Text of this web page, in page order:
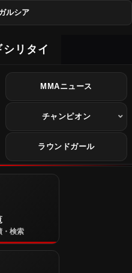
ルシア
リタイ
MMAニュース
チャンピオン
ラウンドガール
・検索